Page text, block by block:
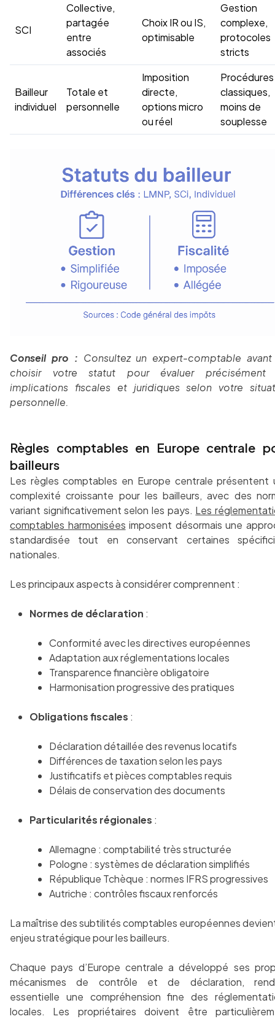
SCI
Collective,
partagée
entre
associés
Choix IR ou IS,
optimisable
Gestion
complexe,
protocoles
stricts
Bailleur
individuel
Totale et
personnelle
Imposition
directe,
options micro
ou réel
Procédures
classiques,
moins de
souplesse
Conseil pro : Consultez un expert-comptable
choisir votre statut pour évaluer précisément
implications fiscales et juridiques selon votre
personnelle.
Règles comptables en Europe centrale
bailleurs
Les règles comptables en Europe centrale présentent
complexité croissante pour les bailleurs, avec des
variant significativement selon les pays. Les
comptables harmonisées imposent désormais une
standardisée tout en conservant certaines
nationales.
Les principaux aspects à considérer comprennent :
Normes de déclaration :
Conformité avec les directives européennes
Adaptation aux réglementations locales
Transparence financière obligatoire
Harmonisation progressive des pratiques
Obligations fiscales :
Déclaration détaillée des revenus locatifs
Différences de taxation selon les pays
Justificatifs et pièces comptables requis
Délais de conservation des documents
Particularités régionales :
Allemagne : comptabilité très structurée
Pologne : systèmes de déclaration simplifiés
République Tchèque : normes IFRS progressives
Autriche : contrôles fiscaux renforcés
La maîtrise des subtilités comptables européennes
enjeu stratégique pour les bailleurs.
Chaque pays d’Europe centrale a développé ses
mécanismes de contrôle et de déclaration,
essentielle une compréhension fine des
locales. Les propriétaires doivent être